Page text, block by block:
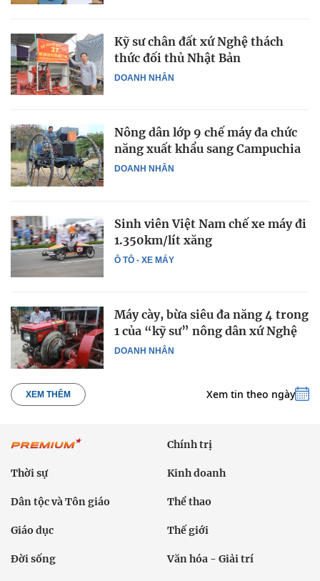
DOANH NHÂN
Kỹ sư chân đất xứ Nghệ thách
thức đối thủ Nhật Bản
DOANH NHÂN
Nông dân lớp 9 chế máy đa chức
năng xuất khẩu sang Campuchia
Ô TÔ - XE MÁY
Sinh viên Việt Nam chế xe máy đi
1.350km/lít xăng
DOANH NHÂN
Máy cày, bừa siêu đa năng 4 trong
1 của “kỹ sư” nông dân xứ Nghệ
XEM THÊM Xem tin theo ngày
Chính trị
Thời sự Kinh doanh
Dân tộc và Tôn giáo Thể thao
Giáo dục Thế giới
Đời sống Văn hóa - Giải trí